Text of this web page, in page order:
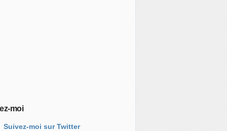
moi
Suivez-moi sur Twitter